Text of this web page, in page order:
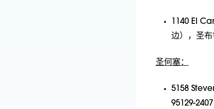
1140 El
边），圣
圣何塞：
5158
95129-2407